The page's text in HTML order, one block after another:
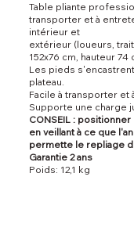
Table pliante
transporter et à
intérieur et
extérieur (loueurs,
152x76 cm, hauteur
Les pieds
plateau.
Facile à transporter
Supporte une charge
CONSEIL :
en veillant à ce que
permette le repliage
Garantie 2 ans
Poids: 12,1 kg